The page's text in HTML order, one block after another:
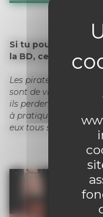
Si tu pouvais
la BD, ce serait
Les pirates d’
!
sont de vrais
ils perdent leur
à pratiquer la
eux tous seuls !